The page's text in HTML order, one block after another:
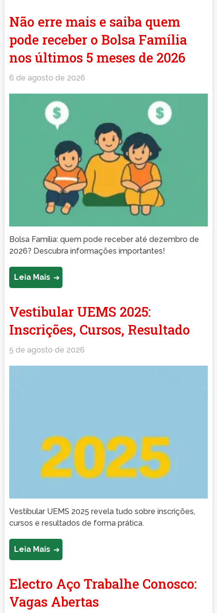
Não erre mais e saiba quem
pode receber o Bolsa Família
nos últimos 5 meses de 2026
6 de agosto de 2026
Bolsa Família: quem pode receber até dezembro de
2026? Descubra informações importantes!
Leia Mais
Vestibular UEMS 2025:
Inscrições, Cursos, Resultado
5 de agosto de 2026
Vestibular UEMS 2025 revela tudo sobre inscrições,
cursos e resultados de forma prática.
Leia Mais
Electro Aço Trabalhe Conosco:
Vagas Abertas